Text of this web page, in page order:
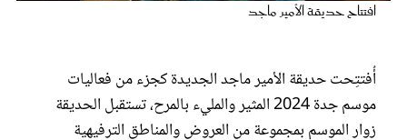
افتتاح حديقة الأمير ماجد
أُفتتِحت حديقة الأمير ماجد الجديدة كجزء من فعاليات
موسم جدة 2024 المثير والمليء بالمرح، تستقبل الحديقة
زوار الموسم بمجموعة من العروض والمناطق الترفيهية